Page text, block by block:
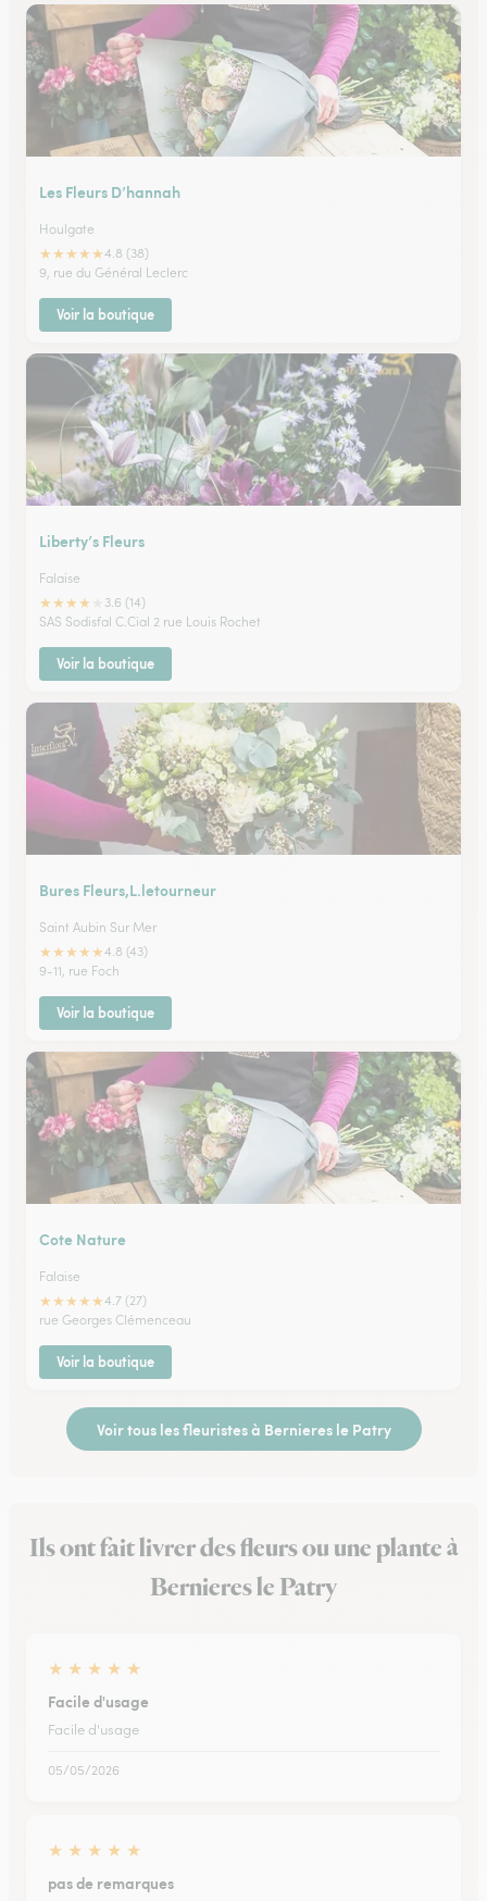
Les Fleurs D’hannah
Houlgate
★★★★★4.8 (38)
9, rue du Général Leclerc
Voir la boutique
Liberty’s Fleurs
Falaise
★★★★
3.6 (14)
SAS Sodisfal C.Cial 2 rue Louis Rochet
Voir la boutique
Bures Fleurs,L.letourneur
Saint Aubin Sur Mer
★★★★★4.8 (43)
9-11, rue Foch
Voir la boutique
Cote Nature
Falaise
★★★★★4.7 (27)
rue Georges Clémenceau
Voir la boutique
Voir tous les fleuristes à Bernieres le Patry
Ils ont fait livrer des fleurs ou une plante à
Bernieres le Patry
★ ★ ★ ★ ★
Facile d'usage
Facile d'usage
05/05/2026
★ ★ ★ ★ ★
pas de remarques